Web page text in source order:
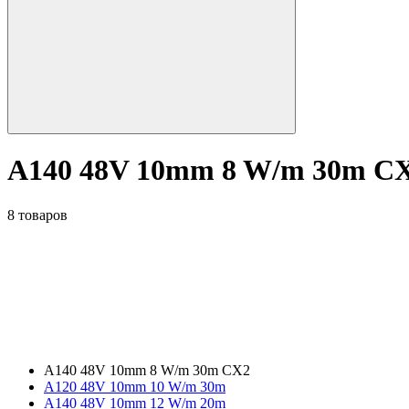
A140 48V 10mm 8 W/m 30m
8 товаров
A140 48V 10mm 8 W/m 30m CX2
A120 48V 10mm 10 W/m 30m
A140 48V 10mm 12 W/m 20m